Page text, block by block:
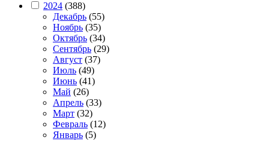
2024 (388)
Декабрь (55)
Ноябрь (35)
Октябрь (34)
Сентябрь (29)
Август (37)
Июль (49)
Июнь (41)
Май (26)
Апрель (33)
Март (32)
Февраль (12)
Январь (5)